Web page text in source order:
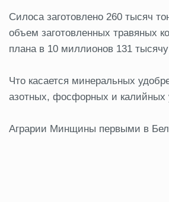
Силоса заготовлено 260 тысяч
объем заготовленных травяных
плана в 10 миллионов 131
Что касается минеральных
азотных, фосфорных и калийных
Аграрии Минщины первыми в